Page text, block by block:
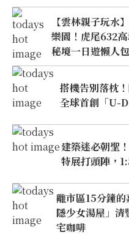
【雲林親子玩水
樂園！虎尾632
秘境一日遊懶人包
搭機告別落枕
全球首創「U-
建築迷必朝聖
特展打頭陣，
離市區15分鐘
隱少女湯屋」清
宅咖啡